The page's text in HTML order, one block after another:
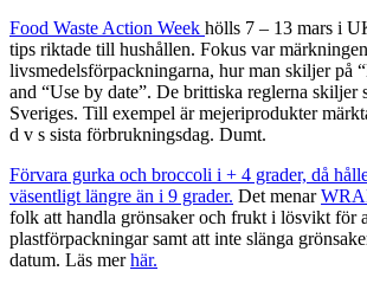
Food Waste Action Week hölls 7 – 13 mars i
tips riktade till hushållen. Fokus var
livsmedelsförpackningarna, hur man skiljer på
and “Use by date”. De brittiska reglerna skiljer
Sveriges. Till exempel är mejeriprodukter
d v s sista förbrukningsdag. Dumt.
Förvara gurka och broccoli i + 4 grader, då
väsentligt längre än i 9 grader. Det menar
folk att handla grönsaker och frukt i lösvikt för
plastförpackningar samt att inte slänga
datum. Läs merhär.